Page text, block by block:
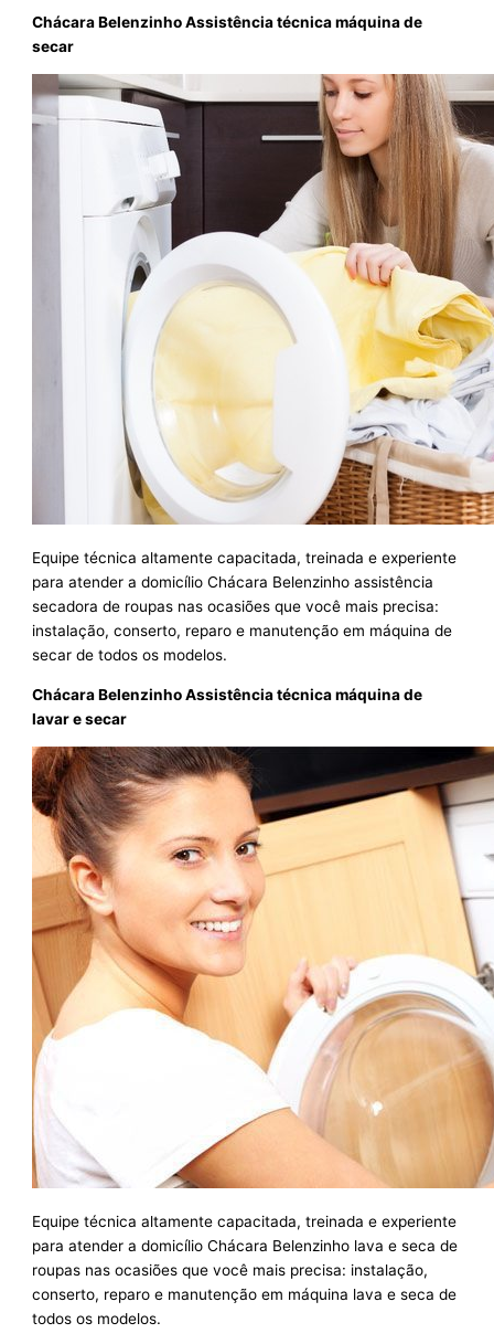
Chácara Belenzinho Assistência técnica máquina de
secar
Equipe técnica altamente capacitada, treinada e experiente
para atender a domicílio Chácara Belenzinho assistência
secadora de roupas nas ocasiões que você mais precisa:
instalação, conserto, reparo e manutenção em máquina de
secar de todos os modelos.
Chácara Belenzinho Assistência técnica máquina de
lavar e secar
Equipe técnica altamente capacitada, treinada e experiente
para atender a domicílio Chácara Belenzinho lava e seca de
roupas nas ocasiões que você mais precisa: instalação,
conserto, reparo e manutenção em máquina lava e seca de
todos os modelos.